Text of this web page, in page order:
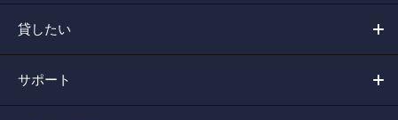
貸したい
サポート